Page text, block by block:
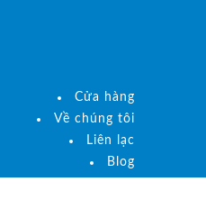
Cửa hàng
Về chúng tôi
Liên lạc
Blog